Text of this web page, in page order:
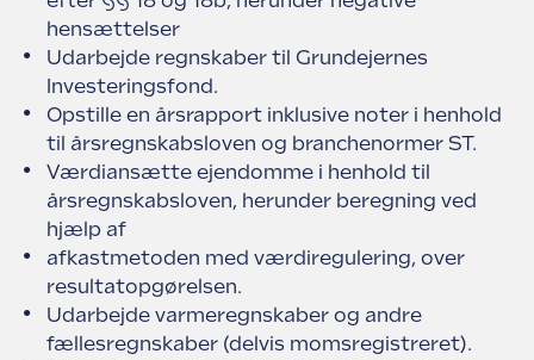
hensættelser
Udarbejde regnskaber til Grundejernes
Investeringsfond.
Opstille en årsrapport inklusive noter i henhold
til årsregnskabsloven og branchenormer ST.
Værdiansætte ejendomme i henhold til
årsregnskabsloven, herunder beregning ved
hjælp af
afkastmetoden med værdiregulering, over
resultatopgørelsen.
Udarbejde varmeregnskaber og andre
fællesregnskaber (delvis momsregistreret).